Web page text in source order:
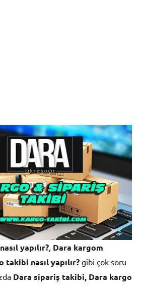
yapılır?, Dara kargom
takibi nasıl yapılır? gibi çok soru
Dara sipariş takibi, Dara kargo